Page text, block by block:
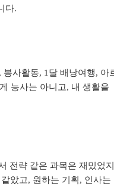
다.
, 봉사활동, 1 달 배낭여행, 아
능사는 아니고, 내 생활을
전략 같은 과목은 재밌었지
았고, 원하는 기획, 인사는